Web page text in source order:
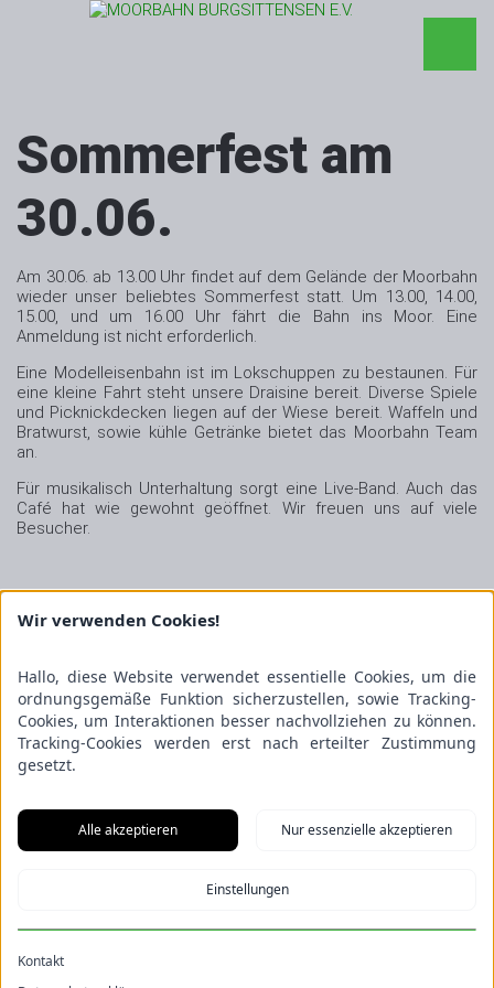
Sommerfest am
30.06.
Am 30.06. ab 13.00 Uhr findet auf dem Gelände der Moorbahn
wieder unser beliebtes Sommerfest statt. Um 13.00, 14.00,
15.00, und um 16.00 Uhr fährt die Bahn ins Moor. Eine
Anmeldung ist nicht erforderlich.
Eine Modelleisenbahn ist im Lokschuppen zu bestaunen. Für
eine kleine Fahrt steht unsere Draisine bereit. Diverse Spiele
und Picknickdecken liegen auf der Wiese bereit. Waffeln und
Bratwurst, sowie kühle Getränke bietet das Moorbahn Team
an.
Für musikalisch Unterhaltung sorgt eine Live-Band. Auch das
Café hat wie gewohnt geöffnet. Wir freuen uns auf viele
Besucher.
Wir verwenden Cookies!
Hallo, diese Website verwendet essentielle Cookies, um die
ordnungsgemäße Funktion sicherzustellen, sowie Tracking-
Cookies, um Interaktionen besser nachvollziehen zu können.
Tracking-Cookies werden erst nach erteilter Zustimmung
gesetzt.
Alle akzeptieren Nur essenzielle akzeptieren
Einstellungen
Kontakt